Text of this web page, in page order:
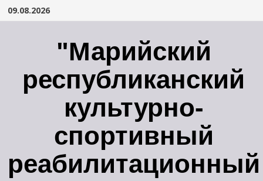
Перейти
09.08.2026
"Марийский
республиканский
культурно-
спортивный
реабилитационный